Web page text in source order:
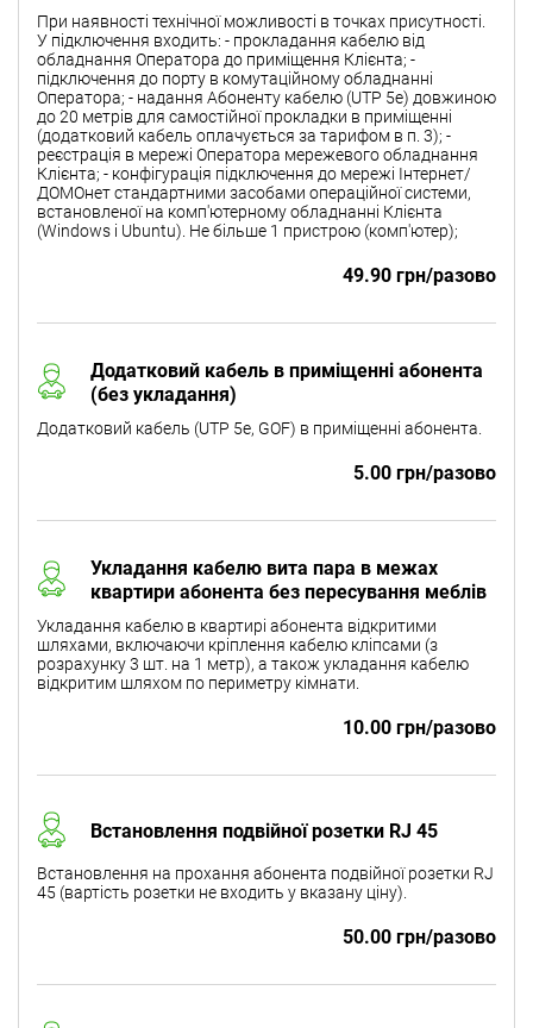
При наявності технічної можливості в точках присутності.
У підключення входить: - прокладання кабелю від
обладнання Оператора до приміщення Клієнта; -
підключення до порту в комутаційному обладнанні
Оператора; - надання Абоненту кабелю (UTP 5e) довжиною
до 20 метрів для самостійної прокладки в приміщенні
(додатковий кабель оплачується за тарифом в п. 3); -
реєстрація в мережі Оператора мережевого обладнання
Клієнта; - конфігурація підключення до мережі Інтернет/
ДОМОнет стандартними засобами операційної системи,
встановленої на комп'ютерному обладнанні Клієнта
(Windows і Ubuntu). Не більше 1 пристрою (комп'ютер);
49.90 грн/разово
Додатковий кабель в приміщенні абонента
(без укладання)
Додатковий кабель (UTP 5e, GOF) в приміщенні абонента.
5.00 грн/разово
Укладання кабелю вита пара в межах
квартири абонента без пересування меблів
Укладання кабелю в квартирі абонента відкритими
шляхами, включаючи кріплення кабелю кліпсами (з
розрахунку 3 шт. на 1 метр), а також укладання кабелю
відкритим шляхом по периметру кімнати.
10.00 грн/разово
Встановлення подвійної розетки RJ 45
Встановлення на прохання абонента подвійної розетки RJ
45 (вартість розетки не входить у вказану ціну).
50.00 грн/разово